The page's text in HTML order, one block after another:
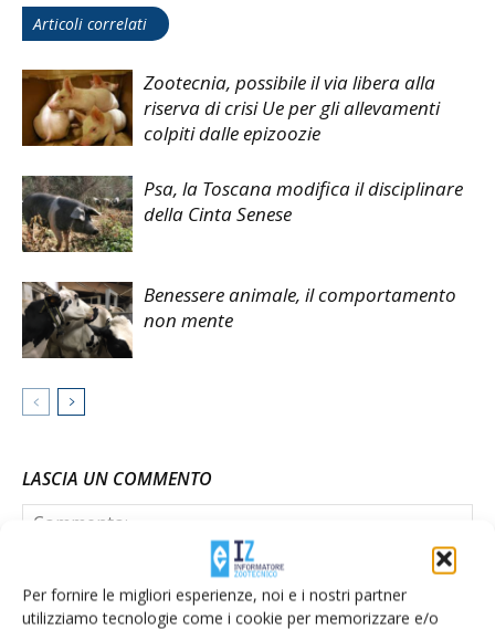
Per fornire le migliori esperienze, noi e i nostri partner
utilizziamo tecnologie come i cookie per memorizzare e/o
Articoli correlati
Zootecnia, possibile il via libera alla
riserva di crisi Ue per gli allevamenti
colpiti dalle epizoozie
Psa, la Toscana modifica il disciplinare
della Cinta Senese
Benessere animale, il comportamento
non mente
LASCIA UN COMMENTO